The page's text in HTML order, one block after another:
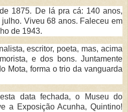
1875. De lá pra cá: 140 anos,
Viveu 68 anos. Faleceu em
de 1943.
escritor, poeta, mas, acima
e dos bons. Juntamente
Mota, forma o trio da vanguarda
data fechada, o Museu do
a Exposição Acunha, Quintino!